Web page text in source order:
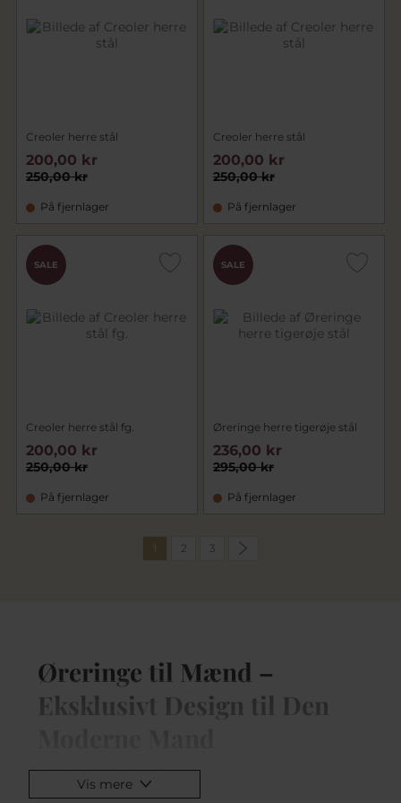
Creoler herre stål
250,00 kr
200,00 kr
På fjernlager
Creoler herre stål
250,00 kr
200,00 kr
På fjernlager
SALE
Creoler herre stål fg.
250,00 kr
200,00 kr
På fjernlager
SALE
Øreringe herre tigerøje stål
295,00 kr
236,00 kr
På fjernlager
1 2 3
Øreringe til Mænd –
Eksklusivt Design til Den
Er du på udkig efter det perfekte par øreringe til
mænd? Uanset om du er en mand, der vil tilføje et
Vis mere